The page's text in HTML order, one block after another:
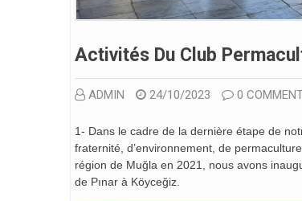
Activités Du Club
ADMIN 24/10/2023 0
1- Dans le cadre de la dernière étape de
fraternité, d’environnement, de
région de Muğla en 2021, nous avons
de Pınar à Köyceğiz.